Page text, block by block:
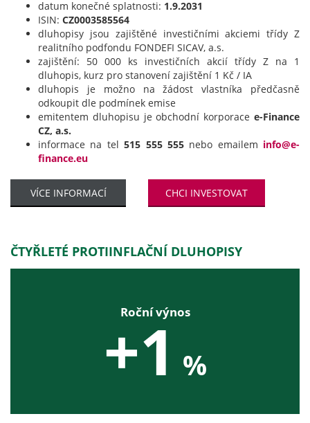
datum konečné splatnosti: 1.9.2031
ISIN: CZ0003585564
dluhopisy jsou zajištěné investičními akciemi třídy Z
realitního podfondu FONDEFI SICAV, a.s.
zajištění: 50 000 ks investičních akcií třídy Z na 1
dluhopis, kurz pro stanovení zajištění 1 Kč / IA
dluhopis je možno na žádost vlastníka předčasně
odkoupit dle podmínek emise
emitentem dluhopisu je obchodní korporace e-Finance
CZ, a.s.
informace na tel515 555 555nebo emailem info@e-
finance.eu
VÍCE INFORMACÍ CHCI INVESTOVAT
ČTYŘLETÉ PROTIINFLAČNÍ DLUHOPISY
Roční výnos
+1 %